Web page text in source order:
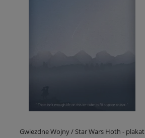
Gwiezdne Wojny / Star Wars Hoth - plakat